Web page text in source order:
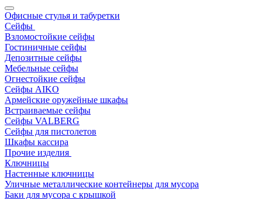
Офисные стулья и табуретки
Сейфы
Взломостойкие сейфы
Гостиничные сейфы
Депозитные сейфы
Мебельные сейфы
Огнестойкие сейфы
Сейфы AIKO
Армейские оружейные шкафы
Встраиваемые сейфы
Сейфы VALBERG
Сейфы для пистолетов
Шкафы кассира
Прочие изделия
Ключницы
Настенные ключницы
Уличные металлические контейнеры для мусора
Баки для мусора с крышкой